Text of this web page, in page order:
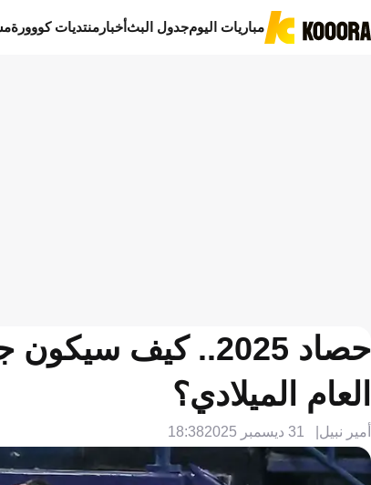
مباريات اليومجدول البثأخبار منتديات كووورة
حصاد 2025.. كيف
العام الميلادي؟
أمير نبيل 31 ديسمبر 2025 18:38